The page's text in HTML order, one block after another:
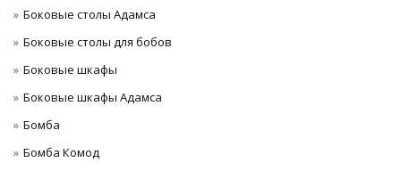
Боковые столы Адамса
Боковые столы для бобов
Боковые шкафы
Боковые шкафы Адамса
Бомба
Бомба Комод